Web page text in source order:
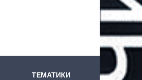
ТЕМАТИКИ